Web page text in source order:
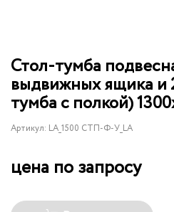
Стол-тумба
выдвижных ящика и
тумба с полкой)
Артикул: LA_1500 СТП-Ф-У_LA
цена по запросу